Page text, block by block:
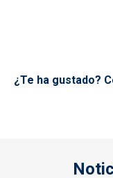
¿Te ha gustado?